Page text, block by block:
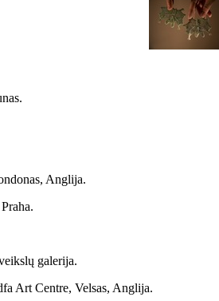
Anglija.
galerija.
Art Centre, Velsas, Anglija.